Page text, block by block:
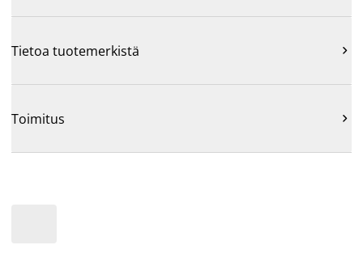
Tietoa tuotemerkistä 
Toimitus 